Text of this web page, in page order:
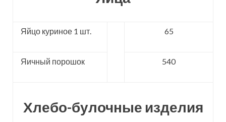
Яйцо куриное 1 шт. 65
Яичный порошок 540
Хлебо-булочные изделия